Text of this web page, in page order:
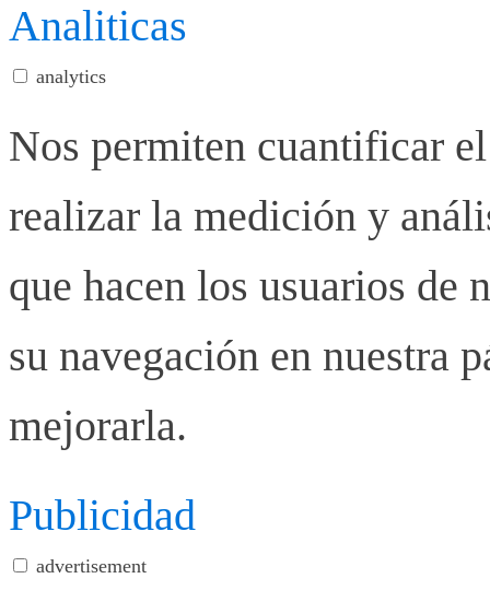
Analiticas
analytics
Nos permiten cuantificar
realizar la medición y
que hacen los usuarios de
su navegación en nuestra
mejorarla.
Publicidad
advertisement